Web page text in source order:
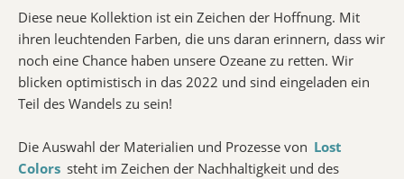
Diese neue Kollektion ist ein Zeichen der Hoffnung. Mit
ihren leuchtenden Farben, die uns daran erinnern, dass wir
noch eine Chance haben unsere Ozeane zu retten. Wir
blicken optimistisch in das 2022 und sind eingeladen ein
Teil des Wandels zu sein!
Die Auswahl der Materialien und Prozesse von Lost
Colors steht im Zeichen der Nachhaltigkeit und des